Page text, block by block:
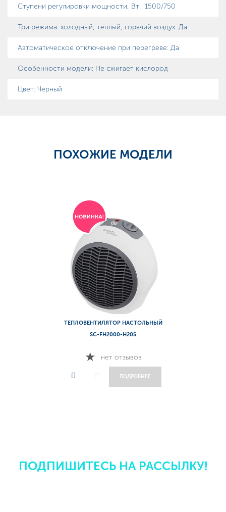
Ступени регулировки мощности, Вт : 1500/750
Три режима: холодный, теплый, горячий воздух: Да
Автоматическое отключение при перегреве: Да
Особенности модели: Не сжигает кислород
Цвет: Черный
ПОХОЖИЕ МОДЕЛИ
ТЕПЛОВЕНТИЛЯТОР НАСТОЛЬНЫЙ
SC-FH2000-H20S
нет отзывов
ПОДРОБНЕЕ
ПОДПИШИТЕСЬ НА РАССЫЛКУ!